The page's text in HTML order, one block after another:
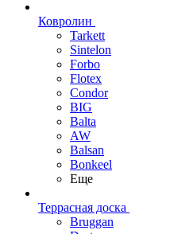
Ковролин
Tarkett
Sintelon
Forbo
Flotex
Condor
BIG
Balta
AW
Balsan
Bonkeel
Еще
Террасная доска
Bruggan